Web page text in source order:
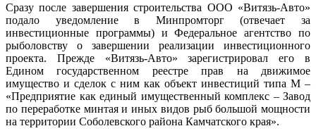
Сразу после завершения строительства ООО «Витязь-Авто»
подало уведомление в Минпромторг (отвечает за
инвестиционные программы) и Федеральное агентство по
рыболовству о завершении реализации инвестиционного
проекта. Прежде «Витязь-Авто» зарегистрировал его в
Едином государственном реестре прав на движимое
имущество и сделок с ним как объект инвестиций типа М –
«Предприятие как единый имущественный комплекс – Завод
по переработке минтая и иных видов рыб большой мощности
на территории Соболевского района Камчатского края».